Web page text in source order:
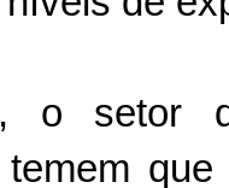
o setor
temem